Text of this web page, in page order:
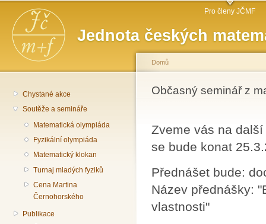
Jednota českých
Hlavní menu Pro členy JČMF
Chystané akce
Soutěže a semináře
Matematická olympiáda
Fyzikální olympiáda
Matematický klokan
Turnaj mladých fyziků
Cena Martina
Černohorského
Publikace
Jste zde
Domů
Občasný seminář z
Zveme vás na
se bude konat
Přednášet bude:
Název přednášky:
vlastnosti"